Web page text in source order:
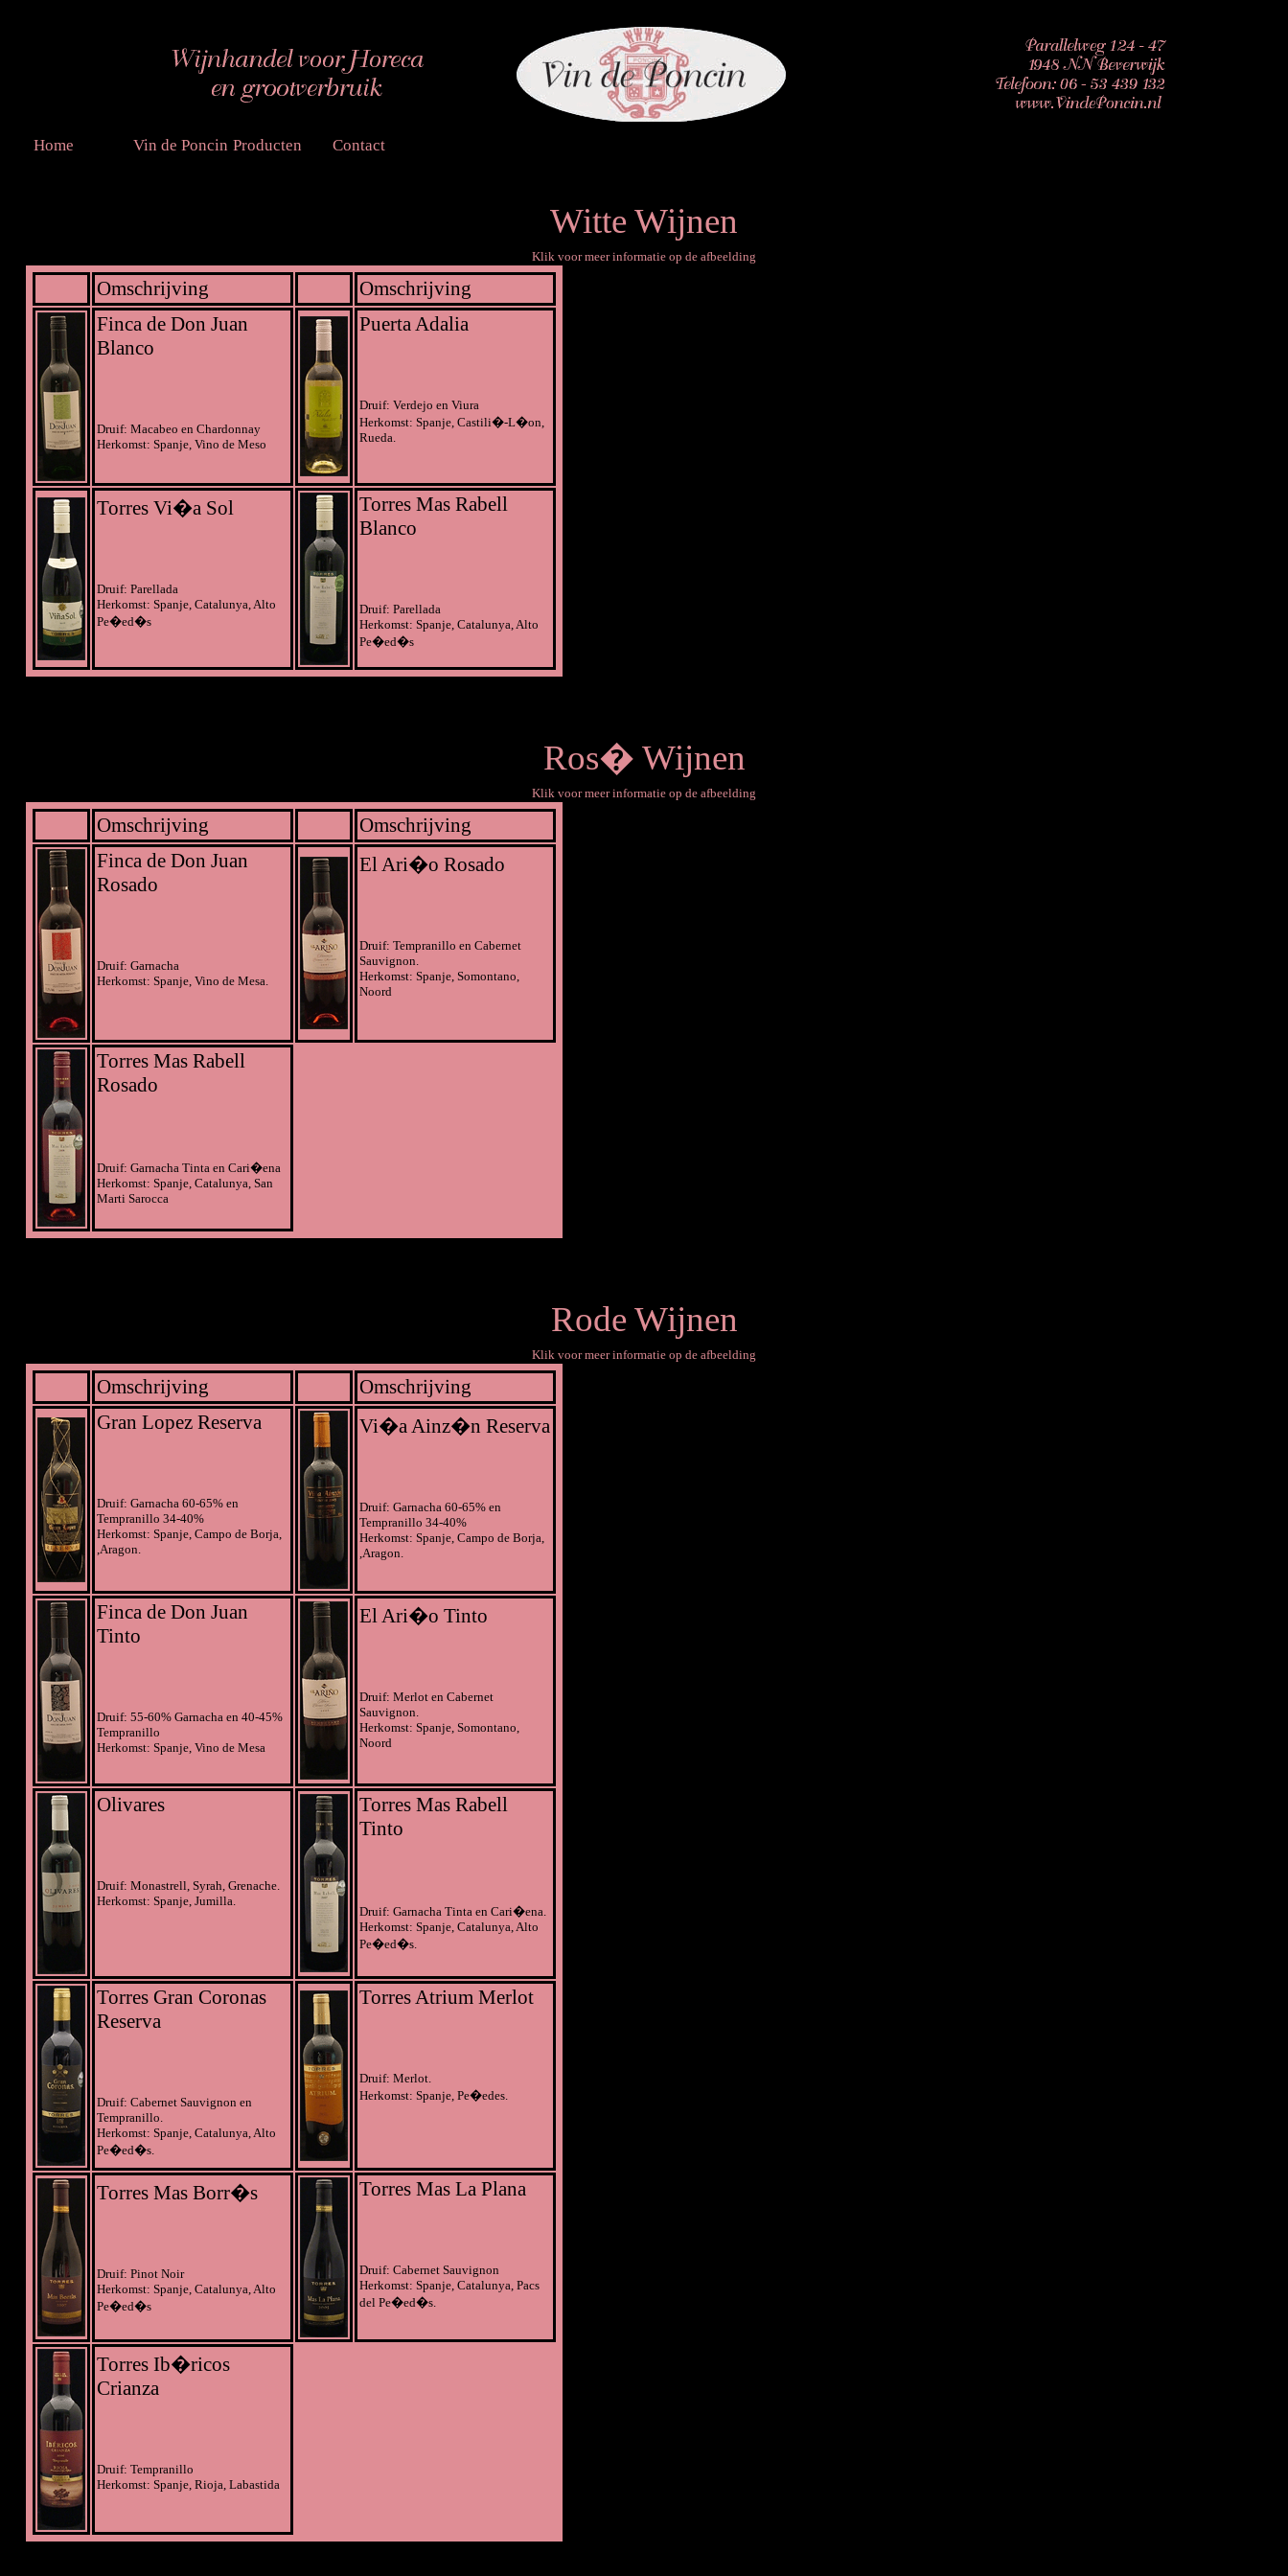
Home Vin de Poncin Producten Contact
Witte Wijnen
Klik voor meer informatie op de afbeelding
Omschrijving
Omschrijving
Finca de Don Juan
Blanco
Druif: Macabeo en Chardonnay
Herkomst: Spanje, Vino de Meso
Puerta Adalia
Druif: Verdejo en Viura
Herkomst: Spanje, Castili�-L�on,
Rueda.
Torres Vi�a Sol
Druif: Parellada
Herkomst: Spanje, Catalunya, Alto
Pe�ed�s
Torres Mas Rabell
Blanco
Druif: Parellada
Herkomst: Spanje, Catalunya, Alto
Pe�ed�s
Ros� Wijnen
Klik voor meer informatie op de afbeelding
Omschrijving
Omschrijving
Finca de Don Juan
Rosado
Druif: Garnacha
Herkomst: Spanje, Vino de Mesa.
El Ari�o Rosado
Druif: Tempranillo en Cabernet
Sauvignon.
Herkomst: Spanje, Somontano,
Noord
Torres Mas Rabell
Rosado
Druif: Garnacha Tinta en Cari�ena
Herkomst: Spanje, Catalunya, San
Marti Sarocca
Rode Wijnen
Klik voor meer informatie op de afbeelding
Omschrijving
Omschrijving
Gran Lopez Reserva
Druif: Garnacha 60-65% en
Tempranillo 34-40%
Herkomst: Spanje, Campo de Borja,
,Aragon.
Vi�a Ainz�n Reserva
Druif: Garnacha 60-65% en
Tempranillo 34-40%
Herkomst: Spanje, Campo de Borja,
,Aragon.
Finca de Don Juan
Tinto
Druif: 55-60% Garnacha en 40-45%
Tempranillo
Herkomst: Spanje, Vino de Mesa
El Ari�o Tinto
Druif: Merlot en Cabernet
Sauvignon.
Herkomst: Spanje, Somontano,
Noord
Olivares
Druif: Monastrell, Syrah, Grenache.
Herkomst: Spanje, Jumilla.
Torres Mas Rabell
Tinto
Druif: Garnacha Tinta en Cari�ena.
Herkomst: Spanje, Catalunya, Alto
Pe�ed�s.
Torres Gran Coronas
Reserva
Druif: Cabernet Sauvignon en
Tempranillo.
Herkomst: Spanje, Catalunya, Alto
Pe�ed�s.
Torres Atrium Merlot
Druif: Merlot.
Herkomst: Spanje, Pe�edes.
Torres Mas Borr�s
Druif: Pinot Noir
Herkomst: Spanje, Catalunya, Alto
Pe�ed�s
Torres Mas La Plana
Druif: Cabernet Sauvignon
Herkomst: Spanje, Catalunya, Pacs
del Pe�ed�s.
Torres Ib�ricos
Crianza
Druif: Tempranillo
Herkomst: Spanje, Rioja, Labastida